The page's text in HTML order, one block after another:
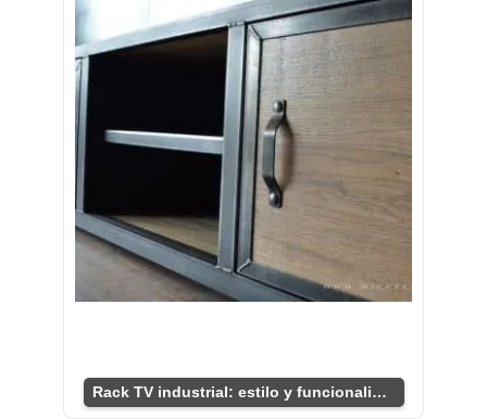
Rack TV industrial: estilo y funcionalidad única.